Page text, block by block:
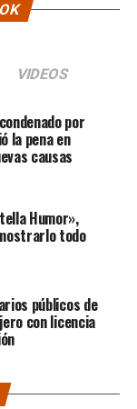
VIDEOS
por
la pena en
causas
Humor»,
todo
públicos de
con licencia